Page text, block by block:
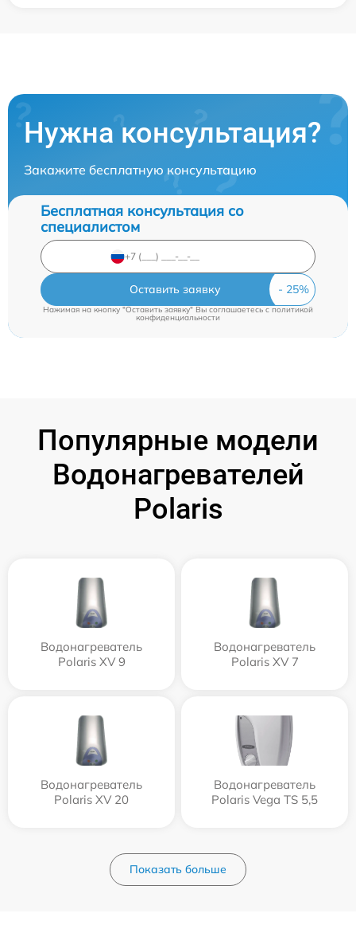
Нужна консультация?
Закажите бесплатную консультацию
Бесплатная консультация со
специалистом
Оставить заявку
Нажимая на кнопку "Оставить заявку" Вы соглашаетесь cполитикой
конфиденциальности
Популярные модели
Водонагревателей
Polaris
Водонагреватель
Polaris XV 9
Водонагреватель
Polaris XV 7
Водонагреватель
Polaris XV 20
Водонагреватель
Polaris Vega TS 5,5
Показать больше